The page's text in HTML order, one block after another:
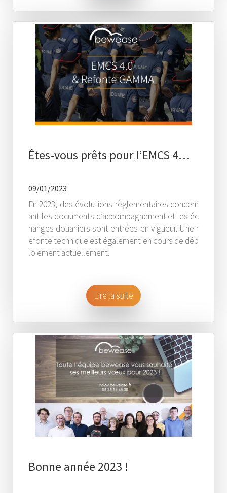
Êtes-vous prêts pour l’EMCS 4…
09/01/2023
En 2023, des évolutions règlementaires concern
ant les documents d’accompagnement et les éc
hanges douaniers sont entrées en vigueur. Une r
efonte technique est également en cours de dép
loiement actuellement.
Lire la suite
Bonne année 2023 !